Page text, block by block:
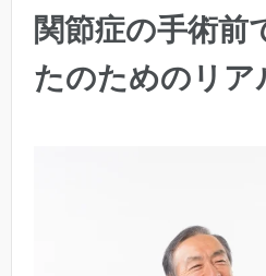
関節症の手術前
たのためのリア